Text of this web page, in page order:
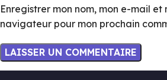
Enregistrer mon nom, mon e-mail et
navigateur pour mon prochain